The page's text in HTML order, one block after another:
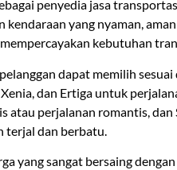
penyedia jasa
yang nyaman,
kebutuhan
dapat memilih
dan Ertiga untuk
atau perjalanan romantis,
terjal dan berbatu.
yang sangat bersaing